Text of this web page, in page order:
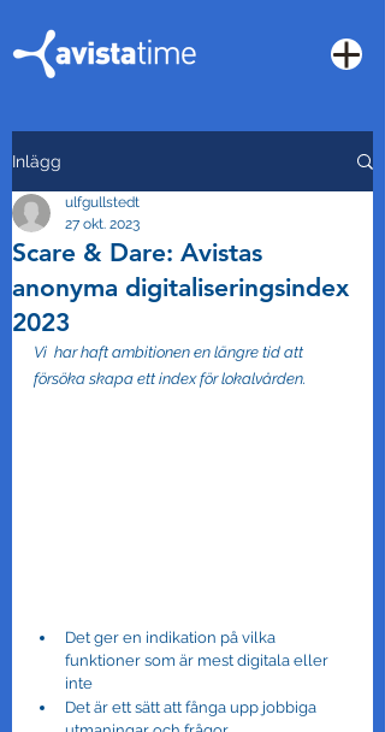
Inlägg
Scare & Dare: Avistas
anonyma digitaliseringsindex
2023
ulfgullstedt
27 okt. 2023
Vi  har haft ambitionen en längre tid att
försöka skapa ett index för lokalvården.
Det ger en indikation på vilka
funktioner som är mest digitala eller
inte
Det är ett sätt att fånga upp jobbiga